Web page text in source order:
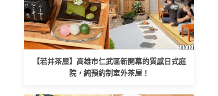
【若井茶屋】高雄市仁武區新開幕的質感日式庭
院，純預約制室外茶屋！